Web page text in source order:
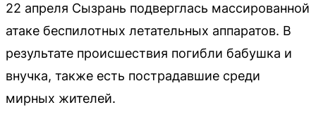
22 апреля Сызрань подверглась массированной
атаке беспилотных летательных аппаратов. В
результате происшествия погибли бабушка и
внучка, также есть пострадавшие среди
мирных жителей.